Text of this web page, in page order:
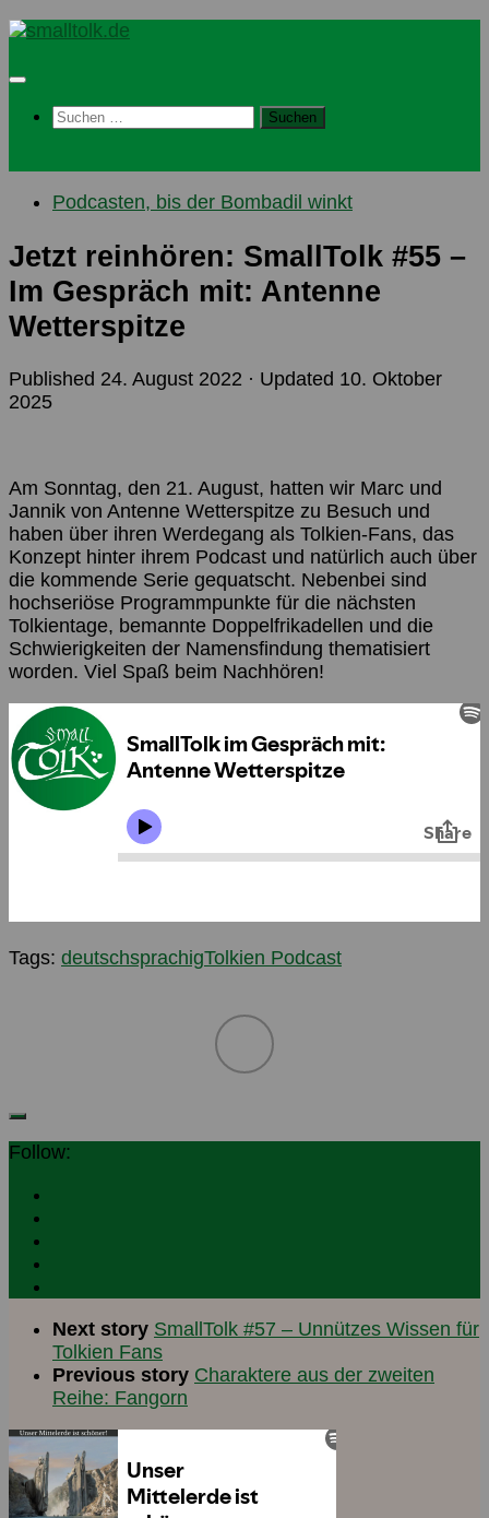
Skip
content
Suchen
Podcasten, bis der Bombadil winkt
Jetzt reinhören: SmallTolk #55 –
Im Gespräch mit: Antenne
Wetterspitze
Published 24. August 2022 · Updated 10. Oktober
2025
Am Sonntag, den 21. August, hatten wir Marc und
Jannik von Antenne Wetterspitze zu Besuch und
haben über ihren Werdegang als Tolkien-Fans, das
Konzept hinter ihrem Podcast und natürlich auch über
die kommende Serie gequatscht. Nebenbei sind
hochseriöse Programmpunkte für die nächsten
Tolkientage, bemannte Doppelfrikadellen und die
Schwierigkeiten der Namensfindung thematisiert
worden. Viel Spaß beim Nachhören!
Tags: deutschsprachigTolkien Podcast
Follow:
Next story SmallTolk #57 – Unnützes Wissen für
Tolkien Fans
Previous story Charaktere aus der zweiten
Reihe: Fangorn